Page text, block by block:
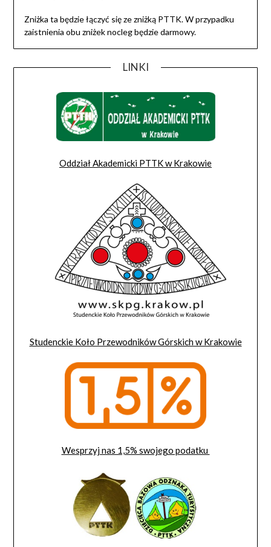
Zniżka ta będzie łączyć się ze zniżką PTTK. W przypadku
zaistnienia obu zniżek nocleg będzie darmowy.
LINKI
Oddział Akademicki PTTK w Krakowie
Studenckie Koło Przewodników Górskich w Krakowie
Wesprzyj nas 1,5% swojego podatku